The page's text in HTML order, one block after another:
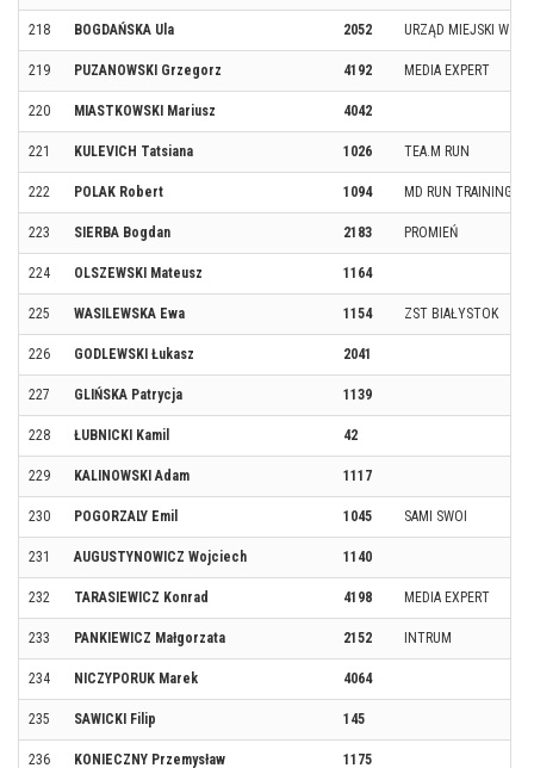
218 BOGDAŃSKA Ula 2052 URZĄD MIEJSKI W
219 PUZANOWSKI Grzegorz 4192 MEDIA EXPERT
220 MIASTKOWSKI Mariusz 4042
221 KULEVICH Tatsiana 1026 TEA.M RUN
222 POLAK Robert 1094 MD RUN TRAINING
223 SIERBA Bogdan 2183 PROMIEŃ
224 OLSZEWSKI Mateusz 1164
225 WASILEWSKA Ewa 1154 ZST BIAŁYSTOK
226 GODLEWSKI Łukasz 2041
227 GLIŃSKA Patrycja 1139
228 ŁUBNICKI Kamil 42
229 KALINOWSKI Adam 1117
230 POGORZALY Emil 1045 SAMI SWOI
231 AUGUSTYNOWICZ Wojciech 1140
232 TARASIEWICZ Konrad 4198 MEDIA EXPERT
233 PANKIEWICZ Małgorzata 2152 INTRUM
234 NICZYPORUK Marek 4064
235 SAWICKI Filip 145
236 KONIECZNY Przemysław 1175